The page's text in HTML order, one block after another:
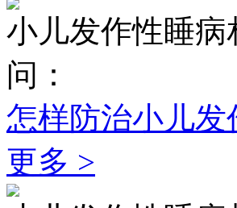
小儿发作性睡病
问：
怎样防治小儿发
更多 >